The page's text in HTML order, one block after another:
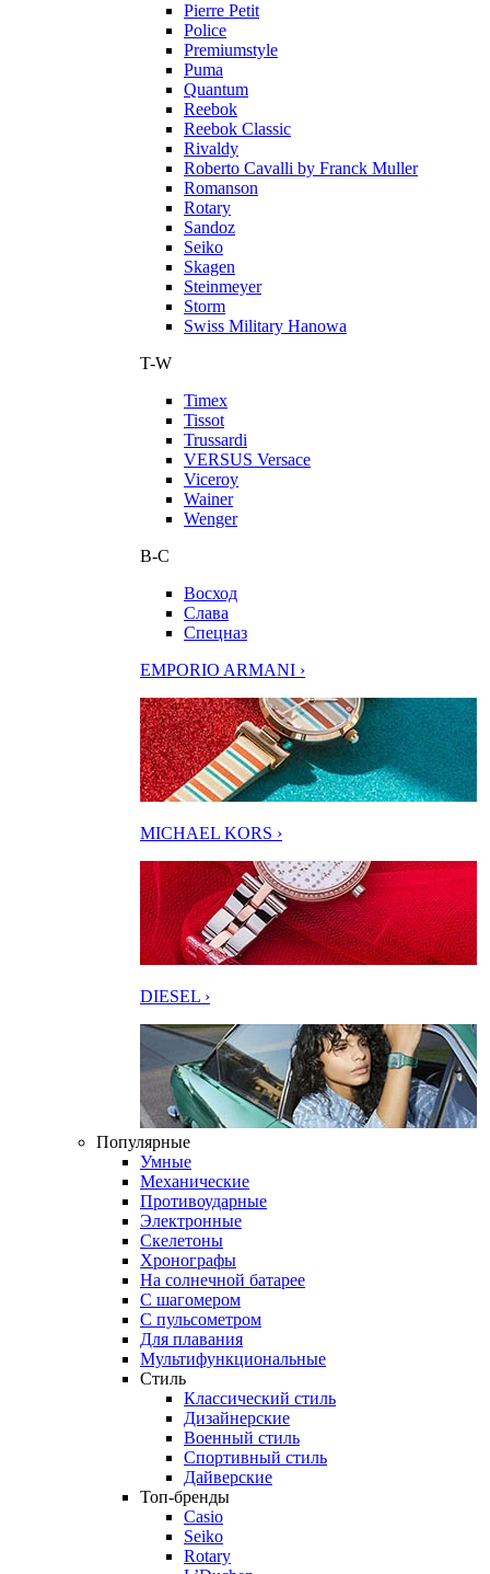
Pierre Petit
Police
Premiumstyle
Puma
Quantum
Reebok
Reebok Classic
Rivaldy
Roberto Cavalli by Franck Muller
Romanson
Rotary
Sandoz
Seiko
Skagen
Steinmeyer
Storm
Swiss Military Hanowa
T-W
Timex
Tissot
Trussardi
VERSUS Versace
Viceroy
Wainer
Wenger
В-С
Восход
Слава
Спецназ
EMPORIO ARMANI ›
MICHAEL KORS ›
DIESEL ›
Популярные
Умные
Механические
Противоударные
Электронные
Скелетоны
Хронографы
На солнечной батарее
С шагомером
С пульсометром
Для плавания
Мультифункциональные
Стиль
Классический стиль
Дизайнерские
Военный стиль
Спортивный стиль
Дайверские
Топ-бренды
Casio
Seiko
Rotary